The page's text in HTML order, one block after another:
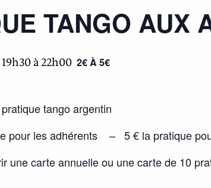
TANGO AUX
à22h00 2€ À 5€
tango argentin
pour les adhérents – 5 € la pratique
une carte annuelle ou une carte de 10